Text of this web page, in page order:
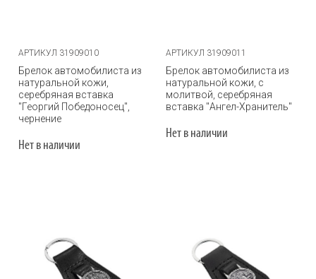
АРТИКУЛ 31909010
Брелок автомобилиста из
натуральной кожи,
серебряная вставка
"Георгий Победоносец",
чернение
Нет в наличии
АРТИКУЛ 31909011
Брелок автомобилиста из
натуральной кожи, с
молитвой, серебряная
вставка "Ангел-Хранитель"
Нет в наличии